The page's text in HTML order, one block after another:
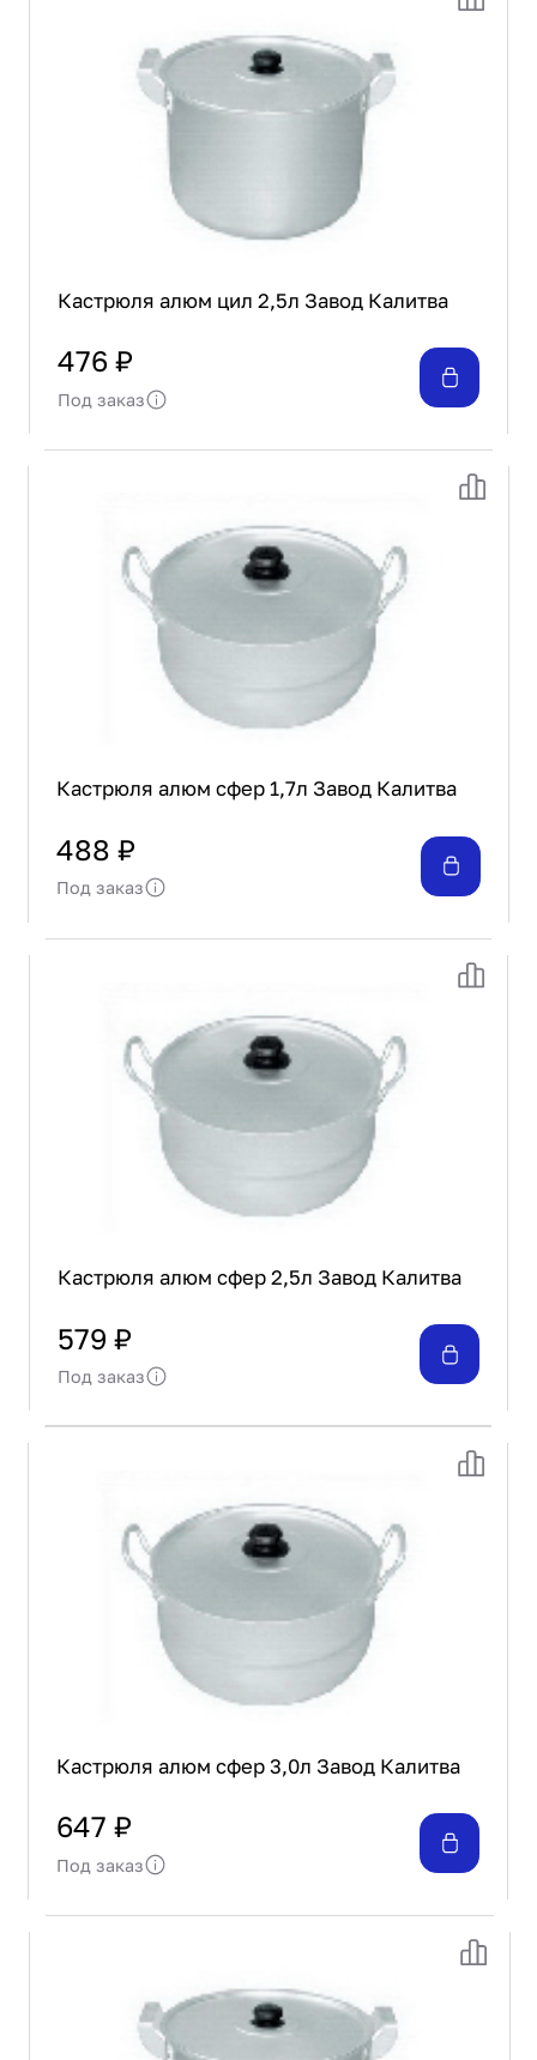
Проектирование
Сервис и монтаж
ПОКУПАТЕЛЯМ
Доставка и оплата
Гарантия и возврат
Бренды
Контакты
Кастрюля алюм цил 2,5л Завод Калитва
476 ₽
Под заказ
Кастрюля алюм сфер 1,7л Завод Калитва
488 ₽
Под заказ
Кастрюля алюм сфер 2,5л Завод Калитва
579 ₽
Под заказ
Кастрюля алюм сфер 3,0л Завод Калитва
647 ₽
Под заказ